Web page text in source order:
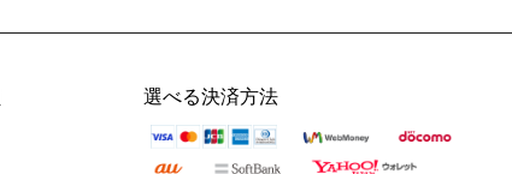
選べる決済方法